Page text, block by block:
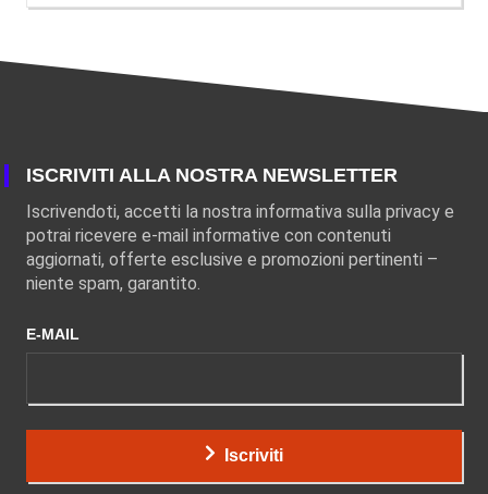
ISCRIVITI ALLA NOSTRA NEWSLETTER
Iscrivendoti, accetti la nostra informativa sulla privacy e
potrai ricevere e-mail informative con contenuti
aggiornati, offerte esclusive e promozioni pertinenti –
niente spam, garantito.
E-MAIL
Iscriviti